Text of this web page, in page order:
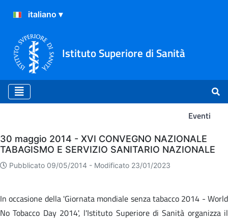
Istituto Superiore di Sanità
Eventi
Eventi
30 maggio 2014 - XVI CONVEGNO NAZIONALE
TABAGISMO E SERVIZIO SANITARIO NAZIONALE
Pubblicato 09/05/2014 - Modificato 23/01/2023
In occasione della 'Giornata mondiale senza tabacco 2014 - World
No Tobacco Day 2014', l'Istituto Superiore di Sanità organizza il